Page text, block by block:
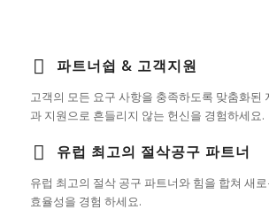
파트너쉽 & 고객지원
고객의 모든 요구 사항을 충족하도록 맞춤화된
과 지원으로 흔들리지 않는 헌신을 경험하세요.
유럽 최고의 절삭공구 파트너
유럽 최고의 절삭 공구 파트너와 힘을 합쳐 새
효율성을 경험 하세요.